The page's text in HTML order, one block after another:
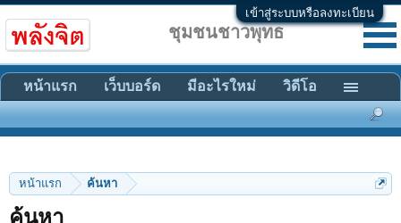
เข้าสู่ระบบหรือลงทะเบียน
หน้าแรก ค้นหา
ค้นหา
ชุมชนชาวพุทธ
หน้าแรก เว็บบอร์ด มีอะไรใหม่ วิดีโอ